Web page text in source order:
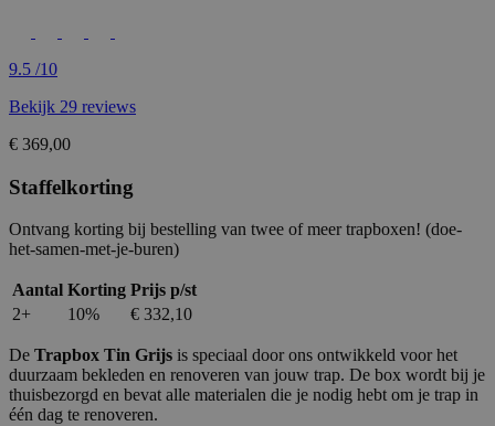
9.5 /10
Bekijk 29 reviews
€ 369,00
Staffelkorting
Ontvang korting bij bestelling van twee of meer trapboxen! (doe-
het-samen-met-je-buren)
Aantal Korting Prijs p/st
2+
10% € 332,10
De Trapbox Tin Grijs is speciaal door ons ontwikkeld voor het
duurzaam bekleden en renoveren van jouw trap. De box wordt bij je
thuisbezorgd en bevat alle materialen die je nodig hebt om je trap in
één dag te renoveren.